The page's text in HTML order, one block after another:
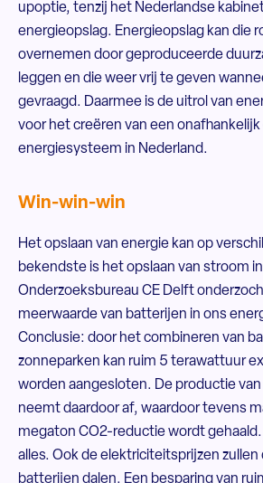
upoptie, tenzij het Nederlandse
energieopslag. Energieopslag kan die
overnemen door geproduceerde
leggen en die weer vrij te geven
gevraagd. Daarmee is de uitrol van
voor het creëren van een onafhankelijk
energiesysteem in Nederland.
Win-win-win
Het opslaan van energie kan op
bekendste is het opslaan van stroom
Onderzoeksbureau CE Delft
meerwaarde van batterijen in ons
Conclusie: door het combineren van
zonneparken kan ruim 5 terawattuur
worden aangesloten. De productie
neemt daardoor af, waardoor tevens
megaton CO2-reductie wordt
alles. Ook de elektriciteitsprijzen zullen
batterijen dalen. Een besparing van